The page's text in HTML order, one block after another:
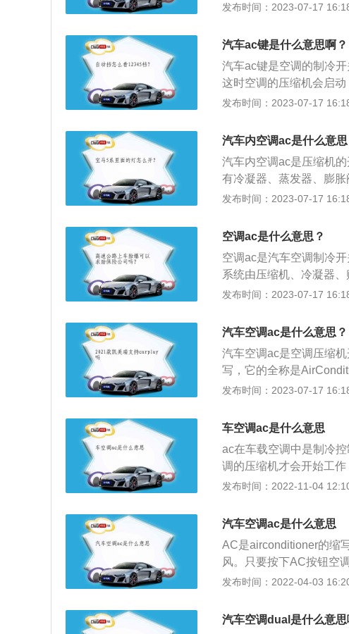
用起来方便快捷。
置、控制系统组成，用
区域；2、制冷时按下ac
环境，减少旅途疲劳；2
发布时间：2023-07-17
汽车ac键是什么意思啊？
汽车ac键是空调的制冷
这时空调的压缩机会启
内空气温度、湿度、流
开的不要太低，车内温
热空气上升的原理，在
暖气时将出风口向下。
发布时间：2023-07-17
汽车内空调ac是什么意思
汽车内空调ac是压缩机
有冷凝器、蒸发器、膨
送制冷剂蒸气的作用。
3、用发动机冷却液、废
加热器加热，由鼓风机
发布时间：2023-07-17
空调ac是什么意思？
空调ac是汽车空调制冷
系统由压缩机、冷凝器
之间采用铜管和高压橡
员的疲劳强度，从而提
发布时间：2023-07-17
汽车空调ac是什么意思？
汽车空调ac是空调压缩
写，它的全称是
的不同运转方式来达到
完成的，因此ac就只有
于工作状态，必然会造
掉，以免造成费油现象。
发布时间：2023-07-17
车空调ac是什么意思
ac在车载空调中是制冷
调的压缩机才会开始工
调压缩机的电磁离合器
节，在车上能够理解为
发动机的负荷会相对增
控制开关，灯亮了说明
季司机开启空调，启动
温度较低时，司机在车
机形成的热量，而空调
发布时间：2022-11-04
汽车空调ac是什么意思
AC是airconditioner的缩
风。只要按下AC按钮空
工作，调节机构工作。
个时候汽车空调的制冷
风扇开关，这时候才有冷
发布时间：2022-04-03
汽车空调dual是什么意思